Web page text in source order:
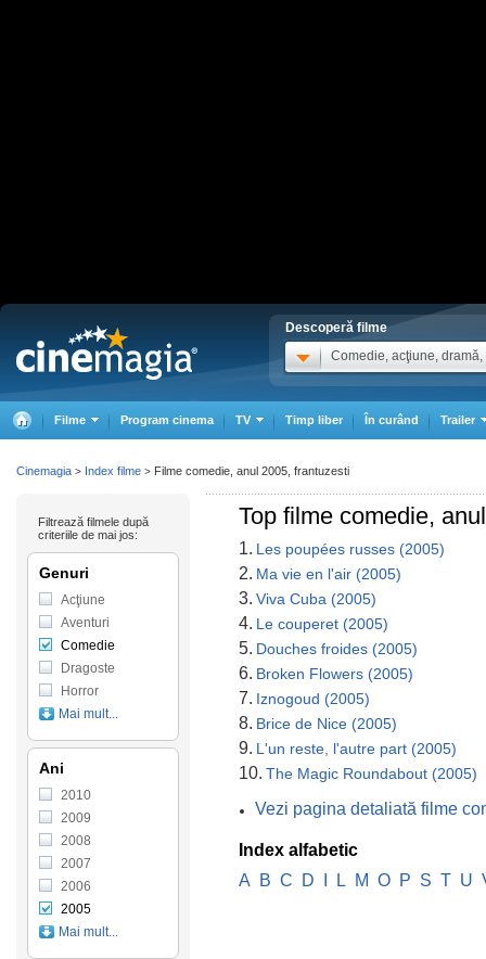
Descoperă filme
Comedie, acţiune, dramă,
Filme Program cinema TV Timp liber În curând Trailer
Top filme comedie,
1. Les poupées russes (2005)
2. Ma vie en l'air (2005)
3. Viva Cuba (2005)
4. Le couperet (2005)
5. Douches froides (2005)
6. Broken Flowers (2005)
7. Iznogoud (2005)
8. Brice de Nice (2005)
9. L'un reste, l'autre part (2005)
10. The Magic Roundabout (2005)
Vezi pagina detaliată filme
Index alfabetic
A
B C D L M O P S T U
Filtrează filmele după
criteriile de mai jos:
Genuri
Acţiune
Aventuri
Comedie
Dragoste
Horror
Mai mult...
Ani
2010
2009
2008
2007
2006
2005
Mai mult...
Cinemagia > Index filme > Filme comedie, anul 2005, frantuzesti